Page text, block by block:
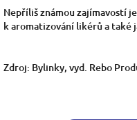
Nepříliš známou zajímavostí
k aromatizování likérů a také
Zdroj: Bylinky, vyd. Rebo